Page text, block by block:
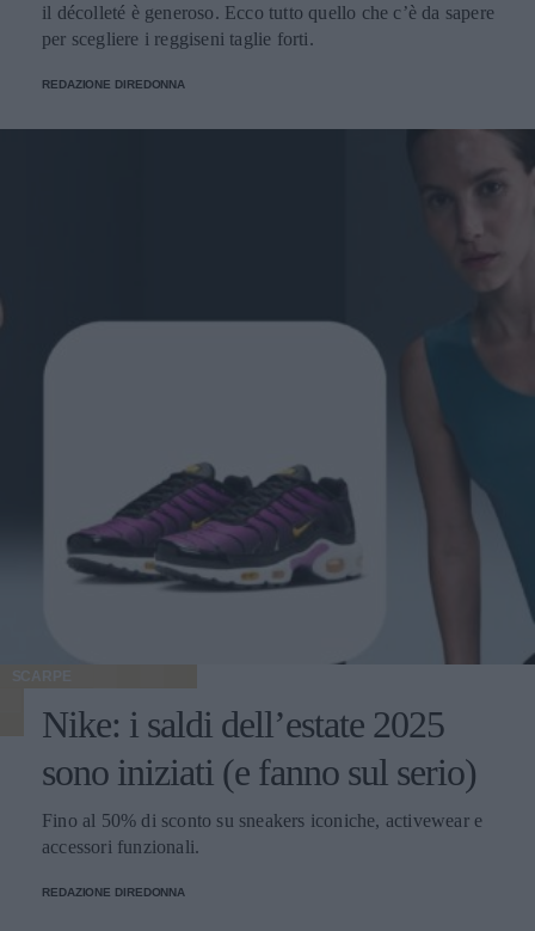
il décolleté è generoso. Ecco tutto quello che c’è da sapere
per scegliere i reggiseni taglie forti.
REDAZIONE DIREDONNA
SCARPE
Nike: i saldi dell’estate 2025
sono iniziati (e fanno sul serio)
Fino al 50% di sconto su sneakers iconiche, activewear e
accessori funzionali.
REDAZIONE DIREDONNA